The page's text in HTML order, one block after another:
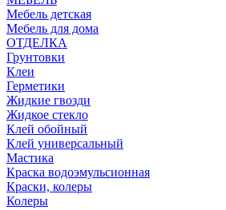
Мебель детская
Мебель для дома
ОТДЕЛКА
Грунтовки
Клеи
Герметики
Жидкие гвозди
Жидкое стекло
Клей обойный
Клей универсальный
Мастика
Краска водоэмульсионная
Краски, колеры
Колеры